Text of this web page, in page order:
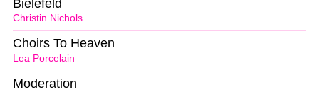
Christin Nichols
Bielefeld
Lea Porcelain
Choirs To Heaven
Moderation